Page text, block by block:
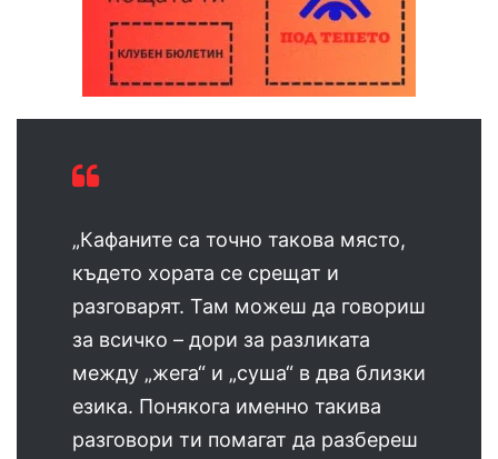
„Кафаните са точно такова място,
където хората се срещат и
разговарят. Там можеш да говориш
за всичко – дори за разликата
между „жега“ и „суша“ в два близки
езика. Понякога именно такива
разговори ти помагат да разбереш